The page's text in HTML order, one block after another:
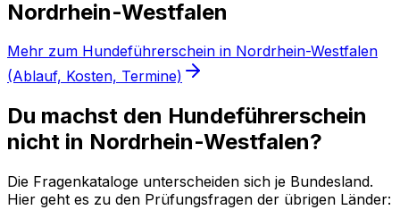
Nordrhein-Westfalen
Mehr zum Hundeführerschein in Nordrhein-Westfalen
(Ablauf, Kosten, Termine)
Du machst den Hundeführerschein
nicht in Nordrhein-Westfalen?
Die Fragenkataloge unterscheiden sich je Bundesland.
Hier geht es zu den Prüfungsfragen der übrigen Länder: